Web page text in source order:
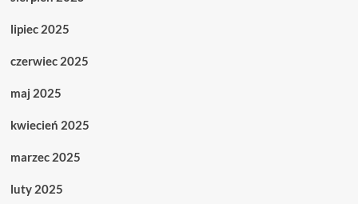
lipiec 2025
czerwiec 2025
maj 2025
kwiecień 2025
marzec 2025
luty 2025